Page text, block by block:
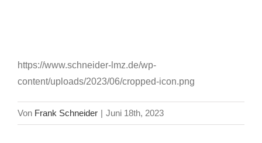
https://www.schneider-lmz.de/wp-
content/uploads/2023/06/cropped-icon.png
Von Frank Schneider | Juni 18th, 2023